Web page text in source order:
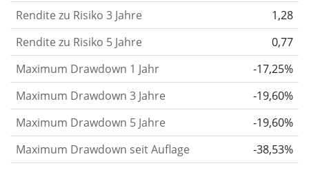
findest du in unserem Artikel:
Risikomaß.
Rendite pro Risikofür Zeiträume von 1, 3 und 5
Jahren. Diese Kennzahl ist definiert als die
annualisierte (d. h. auf einen Einjahreszeitraum
umgerechnete) historische Rendite geteilt durch die
historische annualisierte Volatilität.Rendite pro
Risiko setzt die historische Rendite eines
Rendite zu Risiko 3 Jahre
1,28
Rendite zu Risiko 5 Jahre
0,77
Maximum Drawdown 1 Jahr
-17,25%
Maximum Drawdown 3 Jahre
-19,60%
Maximum Drawdown 5 Jahre
-19,60%
Maximum Drawdown seit Auflage
-38,53%